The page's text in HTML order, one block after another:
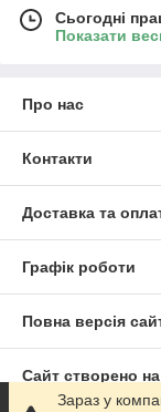
Сьогодні
Показати
Про нас
Контакти
Доставка та
Графік роботи
Повна версія
Сайт створено
Зараз у